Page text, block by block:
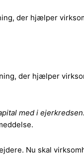
der hjælper
der hjælper
med i
Nu skal